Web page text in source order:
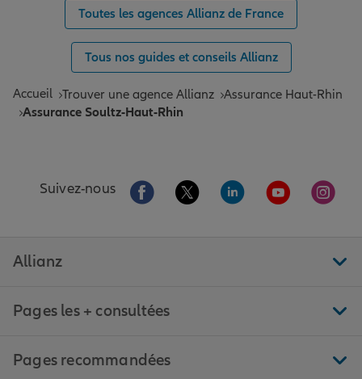
Toutes les agences Allianz de France
Tous nos guides et conseils Allianz
Accueil Trouver une agence Allianz Assurance Haut-Rhin
Assurance Soultz-Haut-Rhin
Suivez-nous Aller sur la page Facebook de Allianz
Aller sur la page Twitter de
Aller sur la page
Aller sur la
Aller
Allianz
Pages les + consultées
Pages recommandées